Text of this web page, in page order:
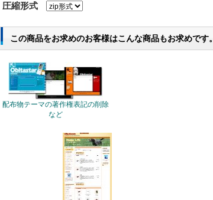
圧縮形式
この商品をお求めのお客様はこんな商品もお求めです。
配布物テーマの著作権表記の削除
など